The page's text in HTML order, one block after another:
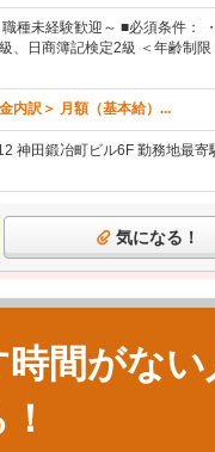
種未経験歓迎～ ■必須条件：
、日商簿記検定2級 ＜年齢制
内訳＞ 月額（基本給）...
神田鍛冶町ビル6F 勤務地最
気になる！
間がない